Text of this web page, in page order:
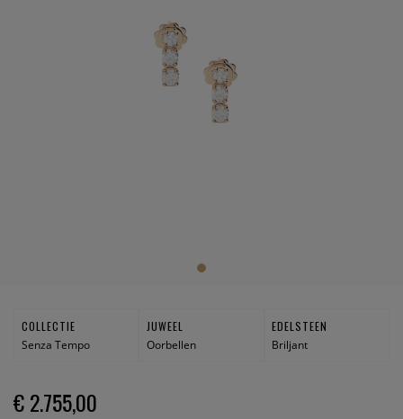
COLLECTIE
Senza Tempo
JUWEEL
Oorbellen
EDELSTEEN
Briljant
€ 2.755,00